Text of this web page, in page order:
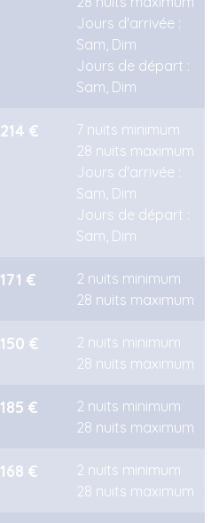
Jours d'arrivée :
Sam, Dim
Jours de départ :
Sam, Dim
214 €
7 nuits minimum
28 nuits maximum
Jours d'arrivée :
Sam, Dim
Jours de départ :
Sam, Dim
171 €
2 nuits minimum
28 nuits maximum
150 €
2 nuits minimum
28 nuits maximum
185 €
2 nuits minimum
28 nuits maximum
168 €
2 nuits minimum
28 nuits maximum